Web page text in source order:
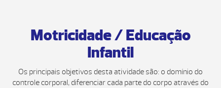
Motricidade / Educação
Infantil
Os principais objetivos desta atividade são: o domínio do
controle corporal, diferenciar cada parte do corpo através do